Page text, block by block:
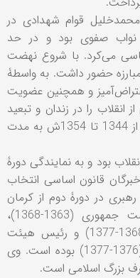
قوام ‌شهدادی در
صفوی بود و در حد
می‌کرد. با شروع نهضت
حضور داشت. به واسطۀ
و همچنین عضویت
انقلاب را در زندان و تبعید
گذراند. در 1343ش حدود چهار ماه و از 1344 تا 1354ش به مدت
بود و به نمایندگی دورۀ
قانون اساسی انتخاب
در دورۀ دوم از کرمان
(1369-1377)، مشاور فرهنگی ریاست جمهوری (1363-1368)،
مشاور فرهنگی وزارت امور خارجه (1368-1377) و رئیس هیئت
امنای بنیاد فرهنگ و اندیشۀ معاصر (1376-1377) بوده است. وی
بزرگ اسلامی است.